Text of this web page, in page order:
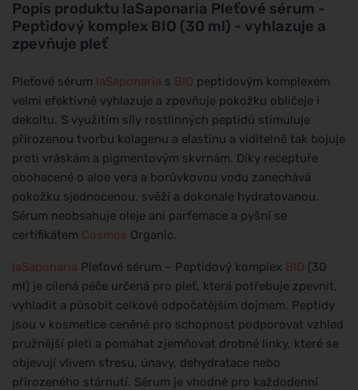
Popis produktu laSaponaria Pleťové sérum -
Peptidový komplex BIO (30 ml) - vyhlazuje a
zpevňuje pleť
Pleťové sérum laSaponaria s BIO peptidovým komplexem
velmi efektivně vyhlazuje a zpevňuje pokožku obličeje i
dekoltu. S využitím síly rostlinných peptidů stimuluje
přirozenou tvorbu kolagenu a elastinu a viditelně tak bojuje
proti vráskám a pigmentovým skvrnám. Díky receptuře
obohacené o aloe vera a borůvkovou vodu zanechává
pokožku sjednocenou, svěží a dokonale hydratovanou.
Sérum neobsahuje oleje ani parfemace a pyšní se
certifikátem Cosmos Organic.
laSaponaria Pleťové sérum – Peptidový komplex BIO (30
ml) je cílená péče určená pro pleť, která potřebuje zpevnit,
vyhladit a působit celkově odpočatějším dojmem. Peptidy
jsou v kosmetice ceněné pro schopnost podporovat vzhled
pružnější pleti a pomáhat zjemňovat drobné linky, které se
objevují vlivem stresu, únavy, dehydratace nebo
přirozeného stárnutí. Sérum je vhodné pro každodenní